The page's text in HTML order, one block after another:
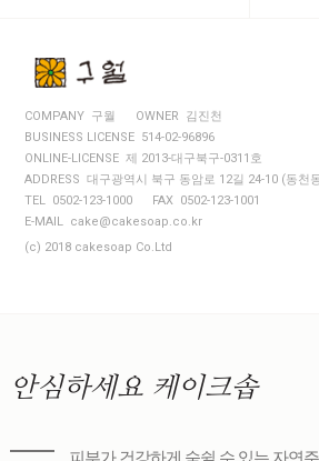
COMPANY 구월
OWNER 김진천
BUSINESS LICENSE 514-02-96896
ONLINE-LICENSE 제 2013-대구북구-0311호
ADDRESS 대구광역시 북구 동암로 12길 24-10 (동천
TEL 0502-123-1000
FAX 0502-123-1001
E-MAIL cake@cakesoap.co.kr
(c) 2018 cakesoap Co.Ltd
안심하세요 케이크솝